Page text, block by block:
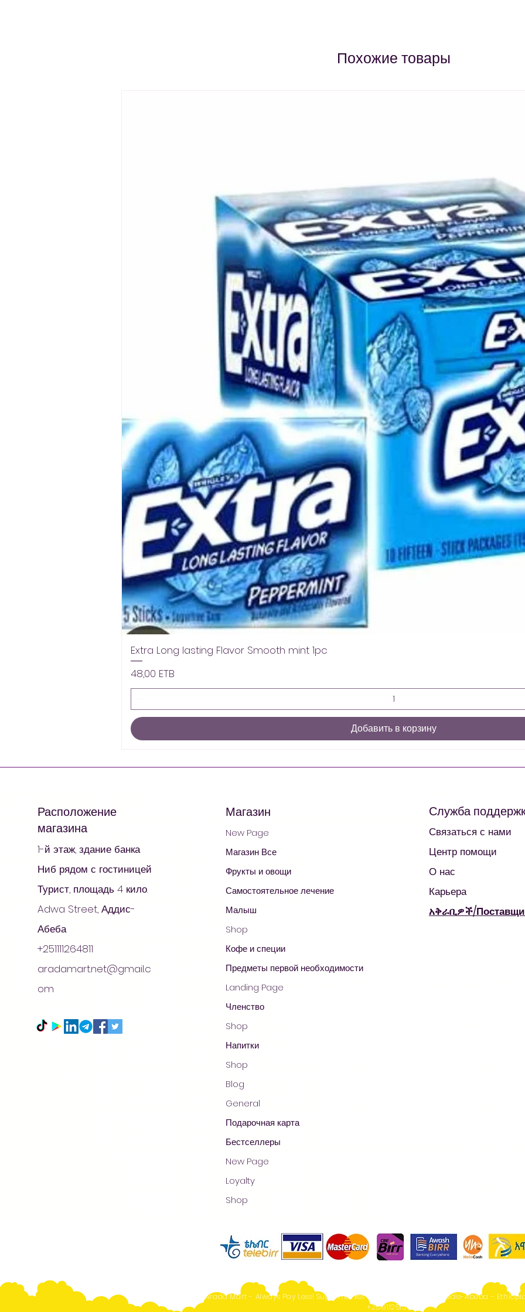
Похожие товары
Extra Long lasting Flavor Smooth mint 1pc
Цена
48,00 ETB
Добавить в корзину
© 2021 AradaMart - Бакалея -Супермаркет - Покупки
Расположение
магазина
1-й этаж, здание банка
Ниб рядом с гостиницей
Турист, площадь 4 кило.
Adwa Street, Аддис-
Абеба
+251111264811
aradamart.net@gmail.c
om
Магазин
New Page
Магазин Все
Фрукты и овощи
Самостоятельное лечение
Малыш
Shop
Кофе и специи
Предметы первой необходимости
Landing Page
Членство
Shop
Напитки
Shop
Blog
General
Подарочная карта
Бестселлеры
New Page
Loyalty
Shop
Служба
Связаться с нами
Центр помощи
О нас
Карьера
አቅራቢዎች/
Arada Mart - Always Pay Less! Supermarket - Online Shopping- Addis-Abeba -
+251911251567